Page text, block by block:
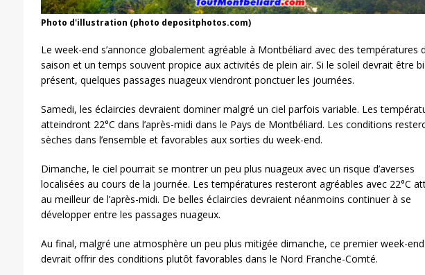
Photo d'illustration (photo depositphotos.com)
Le week-end s’annonce globalement agréable à Montbéliard avec des températures
saison et un temps souvent propice aux activités de plein air. Si le soleil devrait être
présent, quelques passages nuageux viendront ponctuer les journées.
Samedi, les éclaircies devraient dominer malgré un ciel parfois variable. Les
atteindront 22°C dans l’après-midi dans le Pays de Montbéliard. Les conditions
sèches dans l’ensemble et favorables aux sorties du week-end.
Dimanche, le ciel pourrait se montrer un peu plus nuageux avec un risque d’averses
localisées au cours de la journée. Les températures resteront agréables avec 22°C
au meilleur de l’après-midi. De belles éclaircies devraient néanmoins continuer à se
développer entre les passages nuageux.
Au final, malgré une atmosphère un peu plus mitigée dimanche, ce premier week-
devrait offrir des conditions plutôt favorables dans le Nord Franche-Comté.